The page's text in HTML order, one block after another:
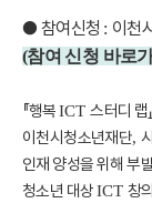
● 참여신청 : 이천
(참여 신청 바로
『행복ICT스터디 랩』
이천시청소년재단,
인재 양성을 위해 부
청소년 대상ICT 창